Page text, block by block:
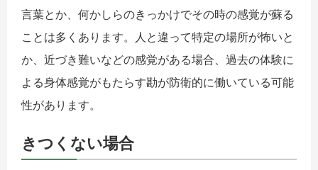
言葉とか、何かしらのきっかけでその時の感覚が蘇る
ことは多くあります。人と違って特定の場所が怖いと
か、近づき難いなどの感覚がある場合、過去の体験に
よる身体感覚がもたらす勘が防衛的に働いている可能
性があります。
きつくない場合